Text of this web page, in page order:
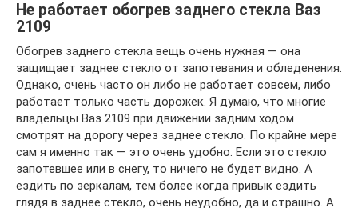
Не работает обогрев заднего стекла Ваз
2109
Обогрев заднего стекла вещь очень нужная — она
защищает заднее стекло от запотевания и обледенения.
Однако, очень часто он либо не работает совсем, либо
работает только часть дорожек. Я думаю, что многие
владельцы Ваз 2109 при движении задним ходом
смотрят на дорогу через заднее стекло. По крайне мере
сам я именно так — это очень удобно. Если это стекло
запотевшее или в снегу, то ничего не будет видно. А
ездить по зеркалам, тем более когда привык ездить
глядя в заднее стекло, очень неудобно, да и страшно. А